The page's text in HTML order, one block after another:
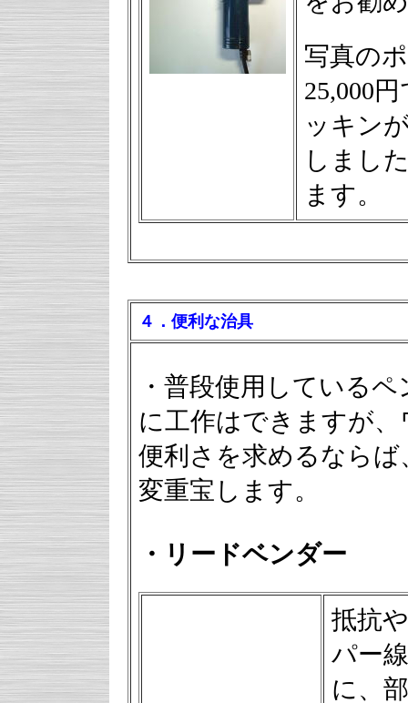
写真の
25,000
ッキン
しまし
ます。
４．便利な治具
・普段使用している
に工作はできますが
便利さを求めるなら
変重宝します。
・リードベンダー
抵抗
パー
に、